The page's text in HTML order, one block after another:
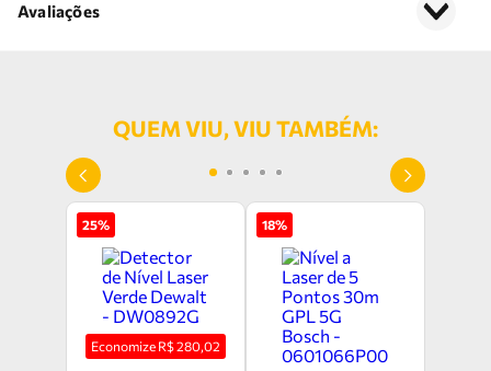
Avaliações
QUEM VIU, VIU TAMBÉM:
25%
Economize R$280,02
18%